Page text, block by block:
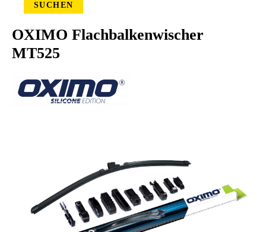
SUCHEN
OXIMO Flachbalkenwischer
MT525